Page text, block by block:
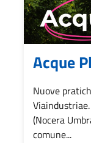
Acque
Nuove
(Nocera
comune...